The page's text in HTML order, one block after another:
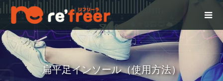
扁平足インソール（使用方法）